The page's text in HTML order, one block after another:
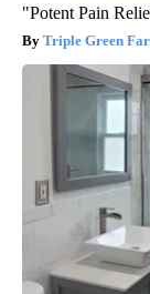
"Potent Pain
Triple Green